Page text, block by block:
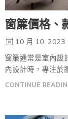
窗簾價格、
10 月 10, 2023
窗簾通常是室內設
內設計時，專注於
CONTINUE